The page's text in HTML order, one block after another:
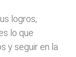
logros,
lo que
y seguir en la